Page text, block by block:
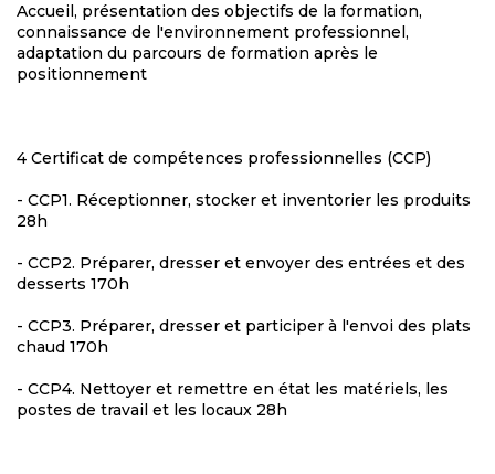
Accueil, présentation des objectifs de la formation,
connaissance de l'environnement professionnel,
adaptation du parcours de formation après le
positionnement
4 Certificat de compétences professionnelles (CCP)
- CCP1. Réceptionner, stocker et inventorier les produits
28h
- CCP2. Préparer, dresser et envoyer des entrées et des
desserts 170h
- CCP3. Préparer, dresser et participer à l'envoi des plats
chaud 170h
- CCP4. Nettoyer et remettre en état les matériels, les
postes de travail et les locaux 28h